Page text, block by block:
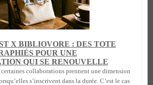
X BIBLIOVORE : DES TOTE
POUR UNE
QUI SE RENOUVELLE
collaborations prennent une dimension
s’inscrivent dans la durée. C’est le cas